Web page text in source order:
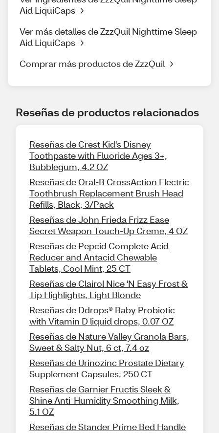
Aid LiquiCaps
Ver más detalles de ZzzQuil Nighttime Sleep
Aid LiquiCaps
Comprar más productos de ZzzQuil
Reseñas de productos relacionados
Reseñas de Crest Kid's Disney
Toothpaste with Fluoride Ages 3+,
Bubblegum, 4.2 OZ
Reseñas de Oral-B CrossAction Electric
Toothbrush Replacement Brush Head
Refills, Black, 3/Pack
Reseñas de John Frieda Frizz Ease
Secret Weapon Touch-Up Creme, 4 OZ
Reseñas de Pepcid Complete Acid
Reducer and Antacid Chewable
Tablets, Cool Mint, 25 CT
Reseñas de Clairol Nice 'N Easy Frost &
Tip Highlights, Light Blonde
Reseñas de Ddrops® Baby Probiotic
with Vitamin D liquid drops, 0.07 OZ
Reseñas de Nature Valley Granola Bars,
Sweet & Salty Nut, 6 ct, 7.4 oz
Reseñas de Urinozinc Prostate Dietary
Supplement Capsules, 250 CT
Reseñas de Garnier Fructis Sleek &
Shine Anti-Humidity Smoothing Milk,
5.1 OZ
Reseñas de Stander Prime Bed Handle